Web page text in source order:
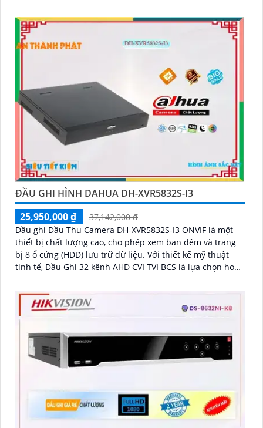
ĐẦU GHI HÌNH DAHUA DH-XVR5832S-I3
25,950,000 ₫
37,142,000 ₫
Đầu ghi Đầu Thu Camera DH-XVR5832S-I3 ONVIF là một
thiết bị chất lượng cao, cho phép xem ban đêm và trang
bị 8 ổ cứng (HDD) lưu trữ dữ liệu. Với thiết kế mỹ thuật
tinh tế, Đầu Ghi 32 kênh AHD CVI TVI BCS là lựa chọn hoàn